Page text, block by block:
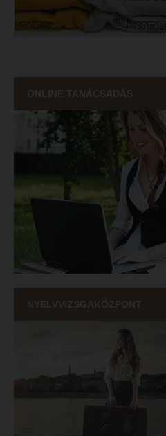
ONLINE TANÁCSADÁS
NYELVVIZSGAKÖZPONT